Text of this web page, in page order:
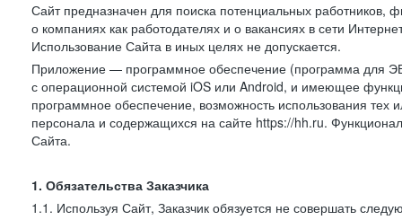
Сайт предназначен для поиска потенциальных
о компаниях как работодателях и о вакансиях в сети
Использование Сайта в иных целях не допускается.
Приложение — программное обеспечение (программа для
с операционной системой iOS или Android, и имеющее
программное обеспечение, возможность использования
персонала и содержащихся на сайте https://hh.ru.
Сайта.
1. Обязательства Заказчика
1.1. Используя Сайт, Заказчик обязуется не совершать